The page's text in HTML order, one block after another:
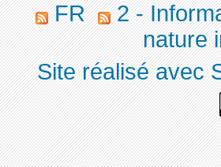
FR
2 -
nature
Site réalisé avec